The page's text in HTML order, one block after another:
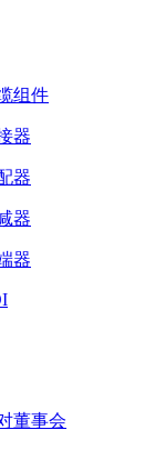
组件
器
器
器
器
董事会